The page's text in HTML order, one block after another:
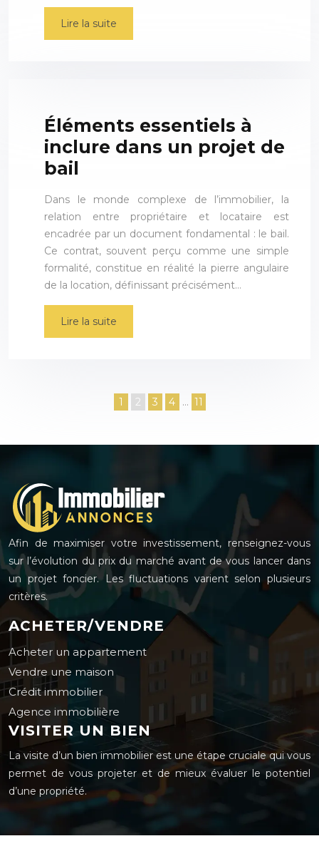
Lire la suite
Éléments essentiels à
inclure dans un projet de
bail
Dans le monde complexe de l’immobilier, la
relation entre propriétaire et locataire est
encadrée par un document fondamental : le bail.
Ce contrat, souvent perçu comme une simple
formalité, constitue en réalité la pierre angulaire
de la location, définissant précisément…
Lire la suite
1 2 3 4 … 11
Afin de maximiser votre investissement, renseignez-vous
sur l’évolution du prix du marché avant de vous lancer dans
un projet foncier. Les fluctuations varient selon plusieurs
critères.
ACHETER/VENDRE
Acheter un appartement
Vendre une maison
Crédit immobilier
Agence immobilière
VISITER UN BIEN
La visite d’un bien immobilier est une étape cruciale qui vous
permet de vous projeter et de mieux évaluer le potentiel
d’une propriété.